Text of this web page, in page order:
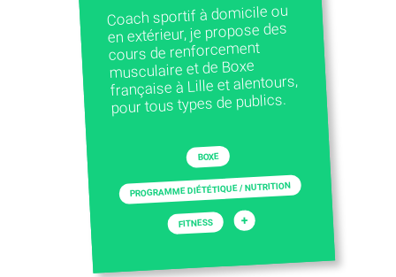
Coach sportif à domicile ou
en extérieur, je propose des
cours de renforcement
musculaire et de Boxe
française à Lille et alentours,
pour tous types de publics.
BOXE
PROGRAMME DIÉTÉTIQUE / NUTRITION
FITNESS +